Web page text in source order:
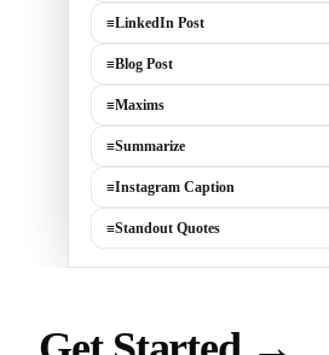
≡LinkedIn Post
≡Blog Post
≡Maxims
≡Summarize
≡Instagram Caption
≡Standout Quotes